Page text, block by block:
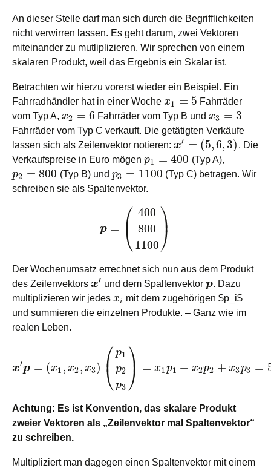
An dieser Stelle darf man sich durch die Begrifflichkeiten
nicht verwirren lassen. Es geht darum, zwei Vektoren
miteinander zu mutliplizieren. Wir sprechen von einem
skalaren Produkt, weil das Ergebnis ein Skalar ist.
Betrachten wir hierzu vorerst wieder ein Beispiel. Ein
Fahrradhändler hat in einer Woche x1 = 5 Fahrräder
vom Typ A, x2 = 6 Fahrräder vom Typ B und x3 = 3
Fahrräder vom Typ C verkauft. Die getätigten Verkäufe
lassen sich als Zeilenvektor notieren: x′ = (5,6, 3) . Die
Verkaufspreise in Euro mögen p1 = 400 (Typ A),
p2 = 800 (Typ B) und p3 = 1100 (Typ C) betragen. Wir
schreiben sie als Spaltenvektor.
p = ⎛
⎝
⎜
400
800
1100
⎞
⎠
⎟
Der Wochenumsatz errechnet sich nun aus dem Produkt
des Zeilenvektors x′ und dem Spaltenvektorp. Dazu
multiplizieren wir jedes xi mit dem zugehörigen $p_i$
und summieren die einzelnen Produkte. – Ganz wie im
realen Leben.
x′p = (x1 , x2 , x3) ⎛
⎝
⎜ p1
p2
p3
⎞
⎠
⎟ = x1p1 + x2p2 + x3p3 =
Achtung: Es ist Konvention, das skalare Produkt
zweier Vektoren als „Zeilenvektor mal Spaltenvektor“
zu schreiben.
Multipliziert man dagegen einen Spaltenvektor mit einem